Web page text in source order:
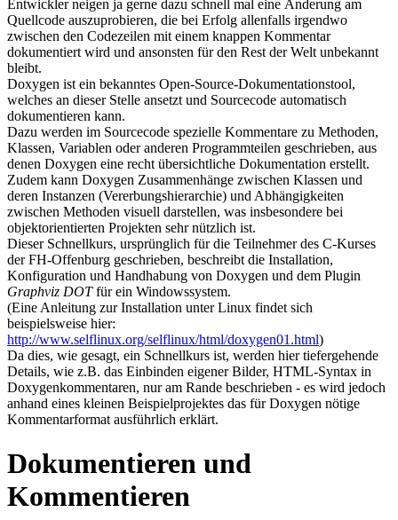
Entwickler neigen ja gerne dazu schnell mal eine Änderung am
Quellcode auszuprobieren, die bei Erfolg allenfalls irgendwo
zwischen den Codezeilen mit einem knappen Kommentar
dokumentiert wird und ansonsten für den Rest der Welt unbekannt
bleibt.
Doxygen ist ein bekanntes Open-Source-Dokumentationstool,
welches an dieser Stelle ansetzt und Sourcecode automatisch
dokumentieren kann.
Dazu werden im Sourcecode spezielle Kommentare zu Methoden,
Klassen, Variablen oder anderen Programmteilen geschrieben, aus
denen Doxygen eine recht übersichtliche Dokumentation erstellt.
Zudem kann Doxygen Zusammenhänge zwischen Klassen und
deren Instanzen (Vererbungshierarchie) und Abhängigkeiten
zwischen Methoden visuell darstellen, was insbesondere bei
objektorientierten Projekten sehr nützlich ist.
Dieser Schnellkurs, ursprünglich für die Teilnehmer des C-Kurses
der FH-Offenburg geschrieben, beschreibt die Installation,
Konfiguration und Handhabung von Doxygen und dem Plugin
Graphviz DOTfür ein Windowssystem.
(Eine Anleitung zur Installation unter Linux findet sich
beispielsweise hier:
http://www.selflinux.org/selflinux/html/doxygen01.html)
Da dies, wie gesagt, ein Schnellkurs ist, werden hier tiefergehende
Details, wie z.B. das Einbinden eigener Bilder, HTML-Syntax in
Doxygenkommentaren, nur am Rande beschrieben - es wird jedoch
anhand eines kleinen Beispielprojektes das für Doxygen nötige
Kommentarformat ausführlich erklärt.
Dokumentieren und
Kommentieren